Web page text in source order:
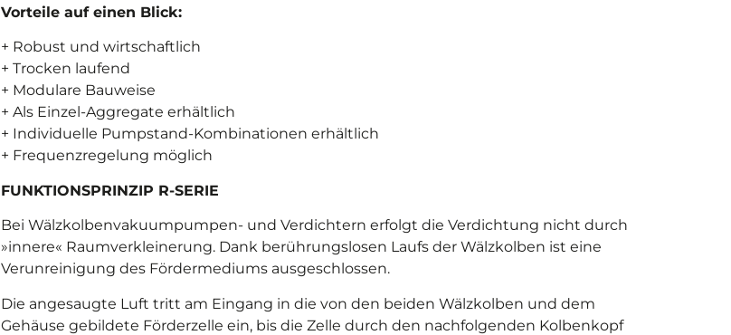
Vorteile auf einen Blick:
+ Robust und wirtschaftlich
+ Trocken laufend
+ Modulare Bauweise
+ Als Einzel-Aggregate erhältlich
+ Individuelle Pumpstand-Kombinationen erhältlich
+ Frequenzregelung möglich
FUNKTIONSPRINZIP R-SERIE
Bei Wälzkolbenvakuumpumpen- und Verdichtern erfolgt die Verdichtung nicht durch
»innere« Raumverkleinerung. Dank berührungslosen Laufs der Wälzkolben ist eine
Verunreinigung des Fördermediums ausgeschlossen.
Die angesaugte Luft tritt am Eingang in die von den beiden Wälzkolben und dem
Gehäuse gebildete Förderzelle ein, bis die Zelle durch den nachfolgenden Kolbenkopf